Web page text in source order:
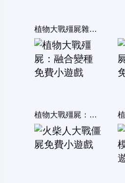
植物大戰殭屍雜交版
植物大戰殭屍：融合變種